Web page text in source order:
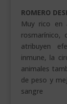
ROMERO
Muy rico en
rosmarínico,
atribuyen
inmune, la
animales
de peso y
sangre